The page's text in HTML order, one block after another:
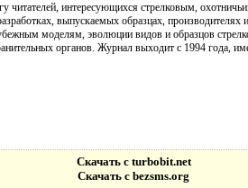
читателей, интересующихся стрелковым,
выпускаемых образцах,
моделям, эволюции видов и образцов
органов. Журнал выходит с 1994 года,
Скачать с turbobit.net
Скачать с bezsms.org